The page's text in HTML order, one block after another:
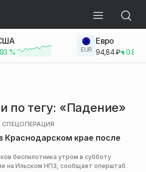
% EUR
Евро
94,84₽ 0.83
по тегу: «Падение»
СПЕЦОПЕРАЦИЯ
Краснодарском крае после
беспилотника утром в субботу
на Ильском НПЗ, сообщает оперштаб